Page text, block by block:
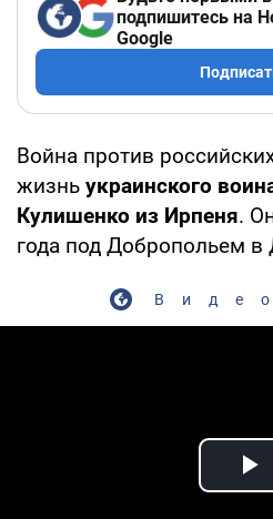
подпишитесь на
Google
Война против
жизнь украинского
Кулишенко из Ирпеня.
года под Добропольем в